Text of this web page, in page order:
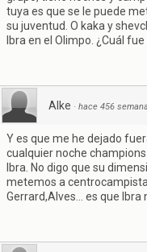
tuya es que se le puede
su juventud. O kaka y
Ibra en el Olimpo. ¿Cuál
Alke · hace 456
Y es que me he dejado
cualquier noche
Ibra. No digo que su
metemos a
Gerrard,Alves... es que